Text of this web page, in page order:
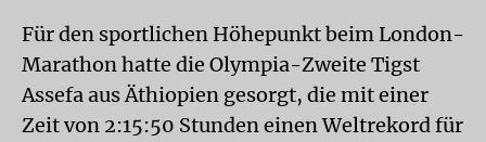
Für den sportlichen Höhepunkt beim London-
Marathon hatte die Olympia-Zweite Tigst
Assefa aus Äthiopien gesorgt, die mit einer
Zeit von 2:15:50 Stunden einen Weltrekord für